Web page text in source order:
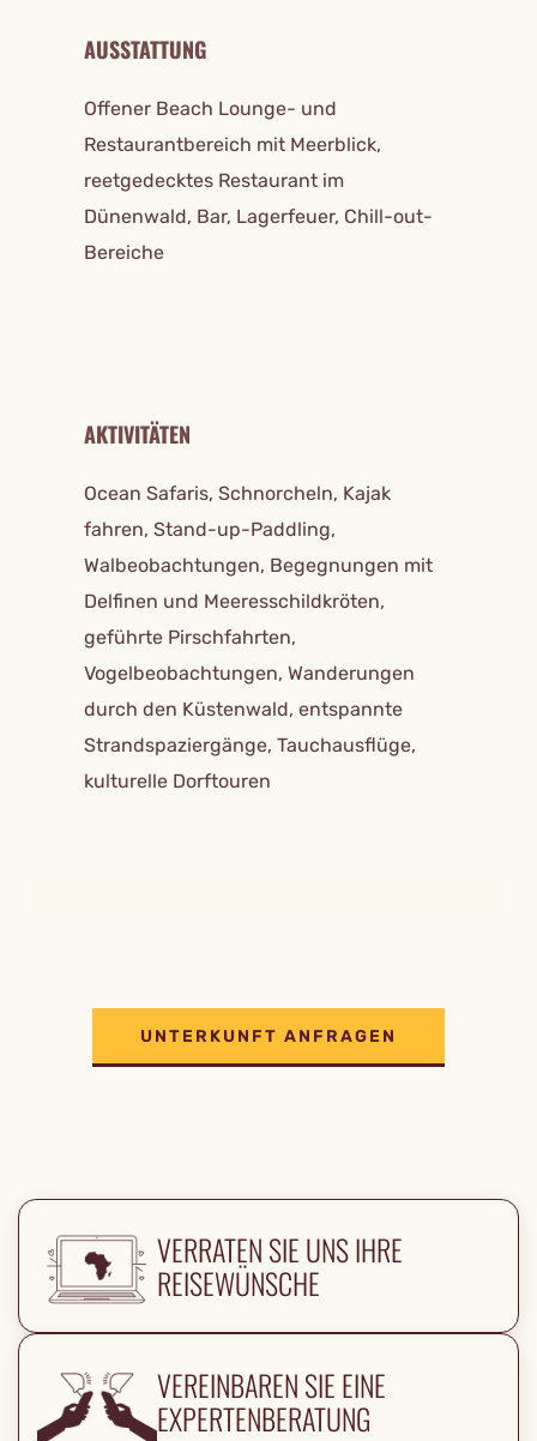
AUSSTATTUNG
Offener Beach Lounge- und
Restaurantbereich mit Meerblick,
reetgedecktes Restaurant im
Dünenwald, Bar, Lagerfeuer, Chill-out-
Bereiche
AKTIVITÄTEN
Ocean Safaris, Schnorcheln, Kajak
fahren, Stand-up-Paddling,
Walbeobachtungen, Begegnungen mit
Delfinen und Meeresschildkröten,
geführte Pirschfahrten,
Vogelbeobachtungen, Wanderungen
durch den Küstenwald, entspannte
Strandspaziergänge, Tauchausflüge,
kulturelle Dorftouren
UNTERKUNFT ANFRAGEN
VERRATEN SIE UNS IHRE
REISEWÜNSCHE
VEREINBAREN SIE EINE
EXPERTENBERATUNG